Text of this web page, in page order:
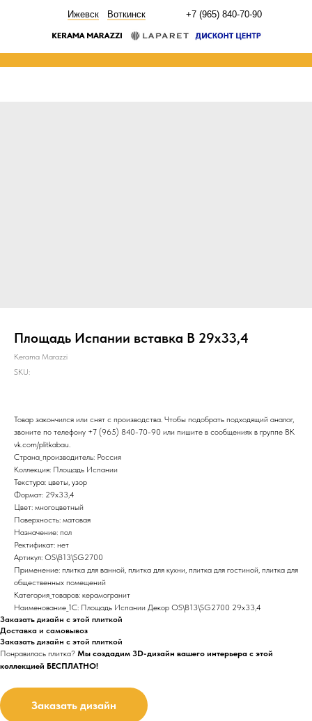
+7 (965) 840-70-90
Ижевск Воткинск
Площадь Испании вставка B 29х33,4
Kerama Marazzi
SKU:
Товар закончился или снят с производства. Чтобы подобрать подходящий аналог,
звоните по телефону +7 (965) 840-70-90 или пишите в сообщениях в группе ВК
vk.com/plitkabau.
Страна_производитель: Россия
Коллекция: Площадь Испании
Текстура: цветы, узор
Формат: 29x33,4
Цвет: многоцветный
Поверхность: матовая
Назначение: пол
Ректификат: нет
Артикул: OS\B13\SG2700
Применение: плитка для ванной, плитка для кухни, плитка для гостиной, плитка для
общественных помещений
Категория_товаров: керамогранит
Наименование_1С: Площадь Испании Декор OS\B13\SG2700 29х33,4
Заказать дизайн с этой плиткой
Доставка и самовывоз
Заказать дизайн с этой плиткой
Понравилась плитка? Мы создадим 3D-дизайн вашего интерьера с этой
коллекцией БЕСПЛАТНО!
Заказать дизайн